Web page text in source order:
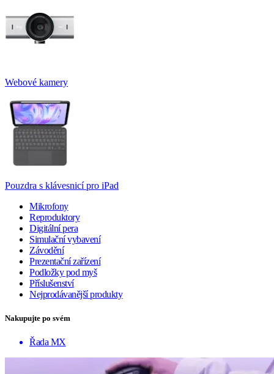
Webové kamery
Pouzdra s klávesnicí pro iPad
Mikrofony
Reproduktory
Digitální pera
Simulační vybavení
Závodění
Prezentační zařízení
Podložky pod myš
Příslušenství
Nejprodávanější produkty
Nakupujte po svém
Řada MX